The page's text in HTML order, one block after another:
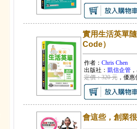
實用生活英單
Code）
作者： Chris Chen
出版社： 凱信企管
定價：320 元，優惠
會這些，創業